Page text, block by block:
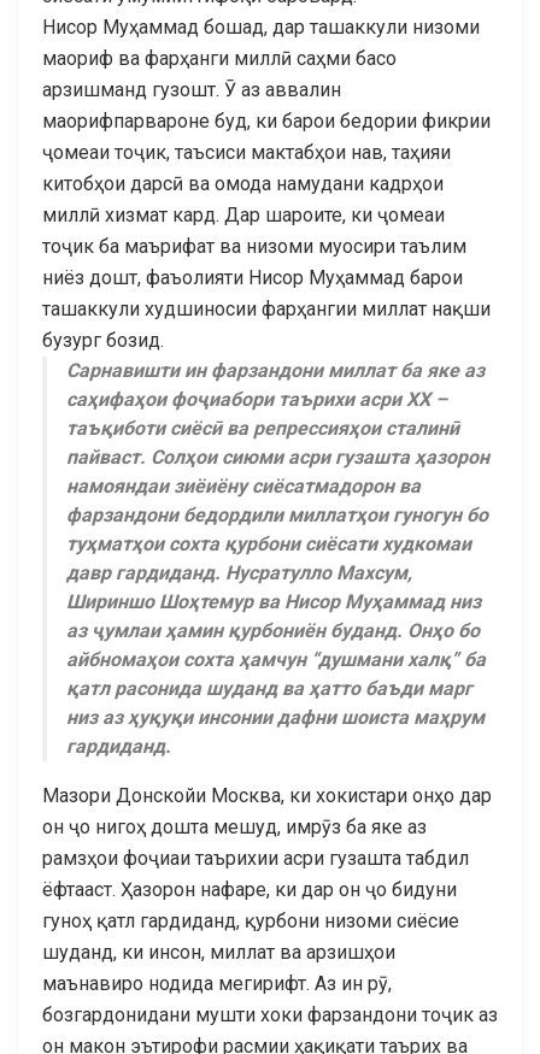
Нисор Муҳаммад бошад, дар ташаккули низоми
маориф ва фарҳанги миллӣ саҳми басо
арзишманд гузошт. Ӯ аз аввалин
маорифпарвароне буд, ки барои бедории фикрии
ҷомеаи тоҷик, таъсиси мактабҳои нав, таҳияи
китобҳои дарсӣ ва омода намудани кадрҳои
миллӣ хизмат кард. Дар шароите, ки ҷомеаи
тоҷик ба маърифат ва низоми муосири таълим
ниёз дошт, фаъолияти Нисор Муҳаммад барои
ташаккули худшиносии фарҳангии миллат нақши
бузург бозид.
Сарнавишти ин фарзандони миллат ба яке аз
саҳифаҳои фоҷиабори таърихи асри ХХ –
таъқиботи сиёсӣ ва репрессияҳои сталинӣ
пайваст. Солҳои сиюми асри гузашта ҳазорон
намояндаи зиёиёну сиёсатмадорон ва
фарзандони бедордили миллатҳои гуногун бо
туҳматҳои сохта қурбони сиёсати худкомаи
давр гардиданд. Нусратулло Махсум,
Шириншо Шоҳтемур ва Нисор Муҳаммад низ
аз ҷумлаи ҳамин қурбониён буданд. Онҳо бо
айбномаҳои сохта ҳамчун “душмани халқ” ба
қатл расонида шуданд ва ҳатто баъди марг
низ аз ҳуқуқи инсонии дафни шоиста маҳрум
гардиданд.
Мазори Донскойи Москва, ки хокистари онҳо дар
он ҷо нигоҳ дошта мешуд, имрӯз ба яке аз
рамзҳои фоҷиаи таърихии асри гузашта табдил
ёфтааст. Ҳазорон нафаре, ки дар он ҷо бидуни
гуноҳ қатл гардиданд, қурбони низоми сиёсие
шуданд, ки инсон, миллат ва арзишҳои
маънавиро нодида мегирифт. Аз ин рӯ,
бозгардонидани мушти хоки фарзандони тоҷик аз
он макон эътирофи расмии ҳақиқати таърих ва